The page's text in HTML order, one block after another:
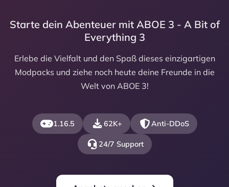
Starte dein Abenteuer mit ABOE 3 - A Bit of
Everything 3
Erlebe die Vielfalt und den Spaß dieses einzigartigen
Modpacks und ziehe noch heute deine Freunde in die
Welt von ABOE 3!
1.16.5 62K+ Anti-DDoS
24/7 Support